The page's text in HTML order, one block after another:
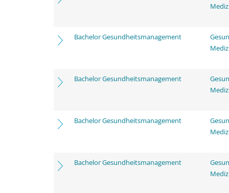
Bachelor Gesundheitsmanagement
Bachelor Gesundheitsmanagement
Bachelor Gesundheitsmanagement
Bachelor Gesundheitsmanagement